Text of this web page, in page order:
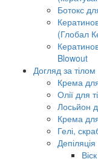
Ботокс
(Глобал
Blowout
Догляд за тілом
Крема
Олії для
Лосьйон
Крема
Гелі,
Депіляція